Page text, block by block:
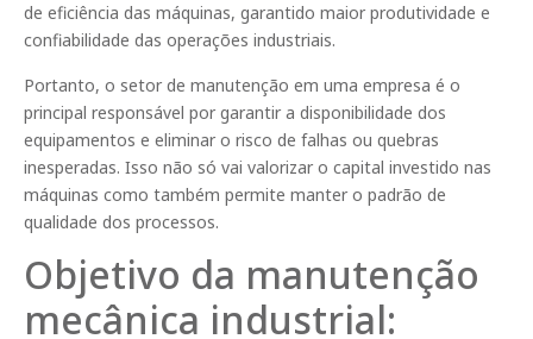
de eficiência das máquinas, garantido maior produtividade e
confiabilidade das operações industriais.
Portanto, o setor de manutenção em uma empresa é o
principal responsável por garantir a disponibilidade dos
equipamentos e eliminar o risco de falhas ou quebras
inesperadas. Isso não só vai valorizar o capital investido nas
máquinas como também permite manter o padrão de
qualidade dos processos.
Objetivo da manutenção
mecânica industrial: